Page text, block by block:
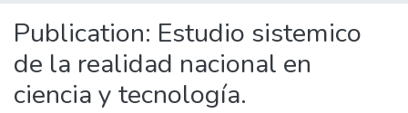
Publication: Estudio sistemico
de la realidad nacional en
ciencia y tecnología.